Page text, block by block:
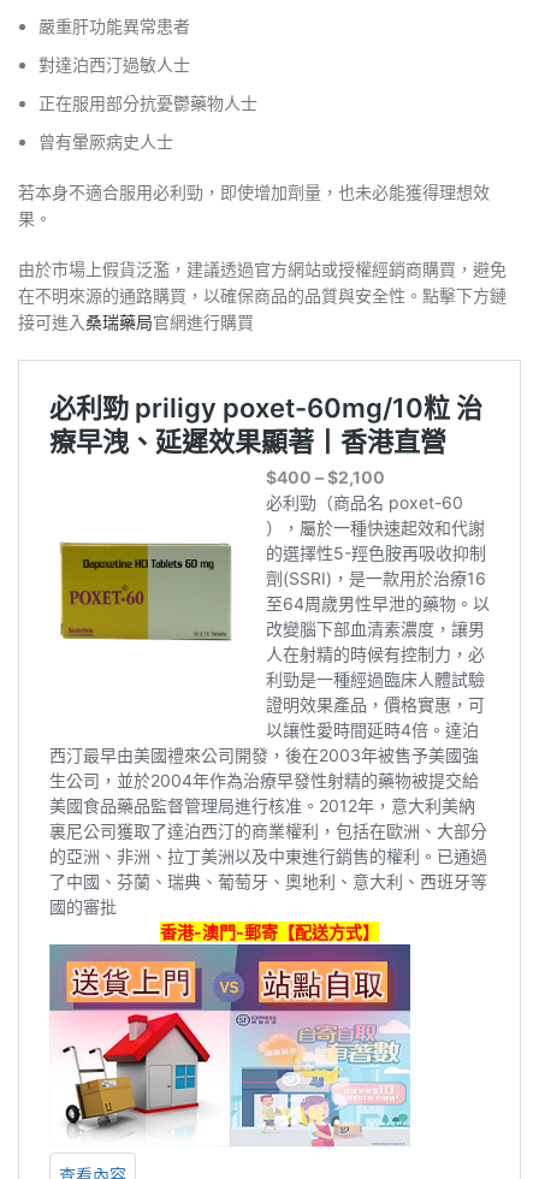
嚴重肝功能異常患者
對達泊西汀過敏人士
正在服用部分抗憂鬱藥物人士
曾有暈厥病史人士
若本身不適合服用必利勁，即使增加劑量，也未必能獲得理想效
果。
由於市場上假貨泛濫，建議透過官方網站或授權經銷商購買，避免
在不明來源的通路購買，以確保商品的品質與安全性。點擊下方鏈
接可進入桑瑞藥局官網進行購買